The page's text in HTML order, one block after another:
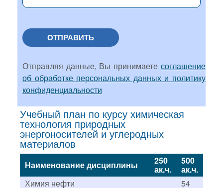
ОТПРАВИТЬ
Отправляя данные, Вы принимаете соглашение
об обработке персональных данных и политику
конфиденциальности
Учебный план по курсу химическая
технология природных
энергоносителей и углеродных
материалов
Наименование дисциплины 250
ак.ч.
500
ак.ч.
Химия нефти
54